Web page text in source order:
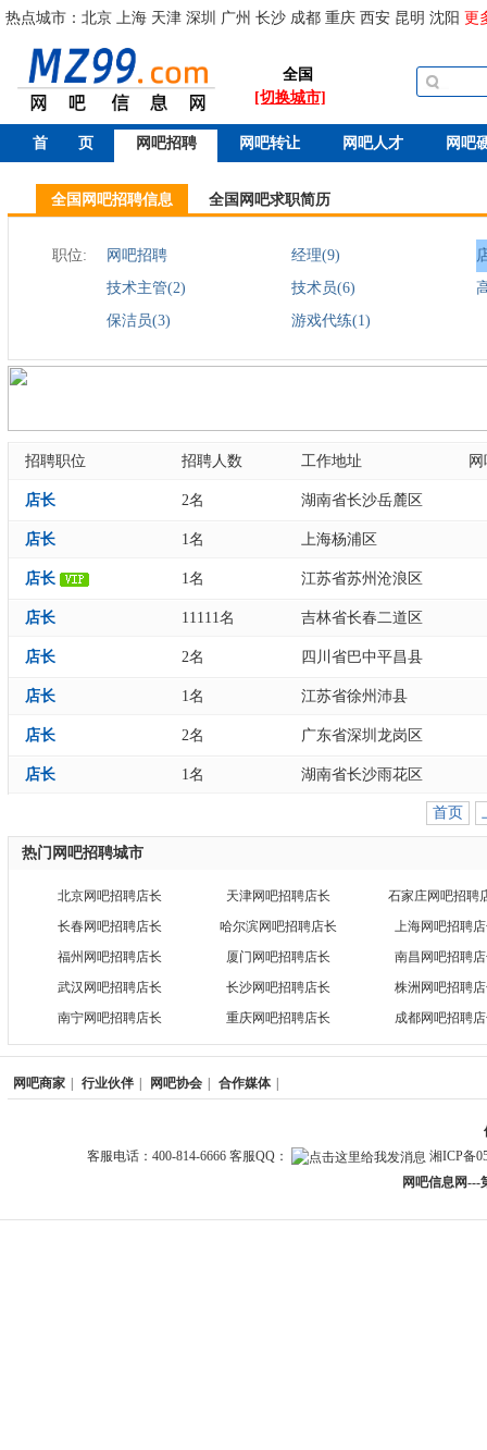
热点城市： 北京 上海 天津 深圳 广州 长沙 成都 重庆 西安 昆明 沈阳 更
全国
[切换城市]
首 页 网吧招聘 网吧转让 网吧人才 网吧
全国网吧求职简历
全国网吧招聘信息
职位: 网吧招聘 经理(9)
技术主管(2)
技术员(6)
保洁员(3)
游戏代练(1)
招聘职位 招聘人数 工作地址
店长 2名 湖南省长沙岳麓区
店长 1名 上海杨浦区
店长 1名 江苏省苏州沧浪区
店长 11111名 吉林省长春二道区
店长 2名 四川省巴中平昌县
店长 1名 江苏省徐州沛县
店长 2名 广东省深圳龙岗区
店长 1名 湖南省长沙雨花区
首页
热门网吧招聘城市
北京网吧招聘店长 天津网吧招聘店长
石家庄网吧招聘
长春网吧招聘店长
哈尔滨网吧招聘店长
上海网吧招聘
福州网吧招聘店长
厦门网吧招聘店长
南昌网吧招聘
武汉网吧招聘店长
长沙网吧招聘店长
株洲网吧招聘
南宁网吧招聘店长
重庆网吧招聘店长 成都网吧招聘
网吧商家 行业伙伴 网吧协会 合作媒体
客服电话：400-814-6666 客服QQ：
湘ICP备
网吧信息网---